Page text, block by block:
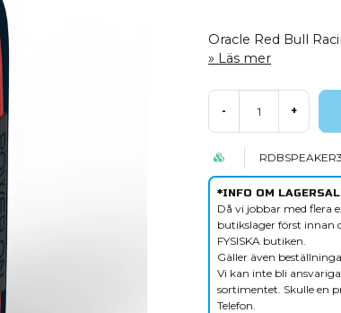
Oracle Red Bull
Läs mer
- +
*INFO OM
Då vi jobbar med flera
butikslager först innan
FYSISKA butiken.
Gäller även
Vi kan inte bli
sortimentet. Skulle en
Telefon.